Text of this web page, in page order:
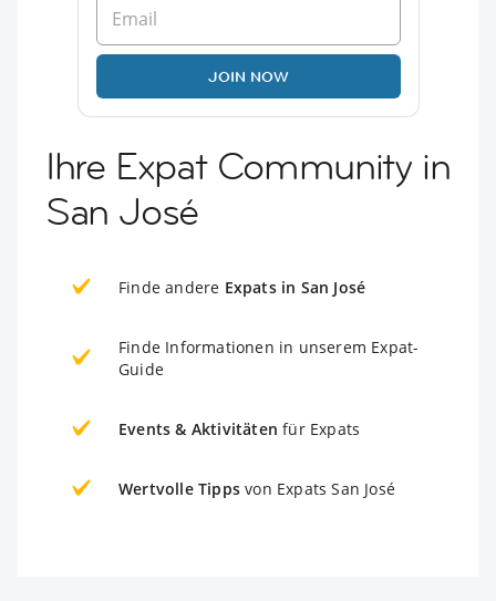
JOIN NOW
Ihre Expat Community in
San José
Finde andere Expats in San José
Finde Informationen in unserem Expat-
Guide
Events & Aktivitäten für Expats
Wertvolle Tipps von Expats San José